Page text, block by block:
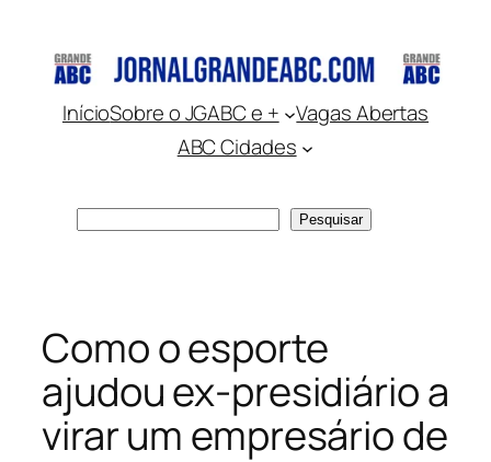
conteúdo
InícioSobre o JGABC e +
Vagas Abertas
ABC Cidades
Pesquisar
Como o esporte
ajudou ex-presidiário a
virar um empresário de